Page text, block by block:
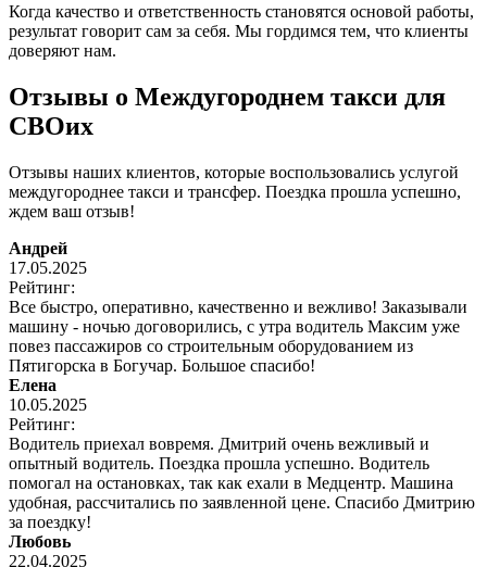
Когда качество и ответственность становятся основой работы,
результат говорит сам за себя. Мы гордимся тем, что клиенты
доверяют нам.
Отзывы о Междугороднем такси для
СВОих
Отзывы наших клиентов, которые воспользовались услугой
междугороднее такси и трансфер. Поездка прошла успешно,
ждем ваш отзыв!
Андрей
17.05.2025
Рейтинг:
Все быстро, оперативно, качественно и вежливо! Заказывали
машину - ночью договорились, с утра водитель Максим уже
повез пассажиров со строительным оборудованием из
Пятигорска в Богучар. Большое спасибо!
Елена
10.05.2025
Рейтинг:
Водитель приехал вовремя. Дмитрий очень вежливый и
опытный водитель. Поездка прошла успешно. Водитель
помогал на остановках, так как ехали в Медцентр. Машина
удобная, рассчитались по заявленной цене. Спасибо Дмитрию
за поездку!
Любовь
22.04.2025